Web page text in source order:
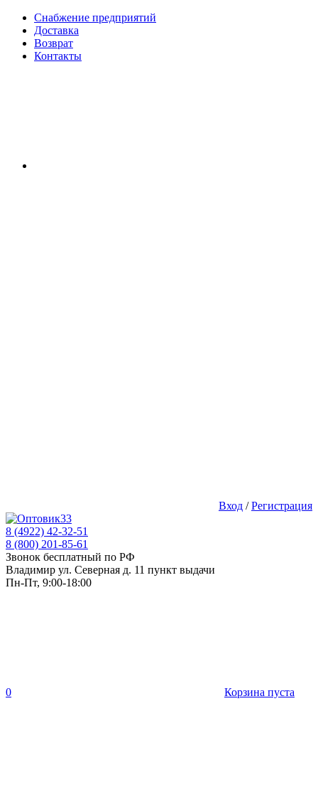
Снабжение предприятий
Доставка
Возврат
Контакты
Вход /Регистрация
8 (4922) 42-32-51
8 (800) 201-85-61
Звонок бесплатный по РФ
Владимир ул. Северная д. 11 пункт выдачи
Пн-Пт, 9:00-18:00
0 Корзина пуста